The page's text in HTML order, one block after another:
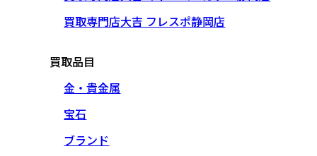
買取専門店大吉 フレスポ静岡店
買取品目
金・貴金属
宝石
ブランド